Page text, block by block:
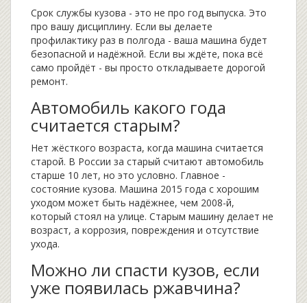
Срок службы кузова - это не про год выпуска. Это
про вашу дисциплину. Если вы делаете
профилактику раз в полгода - ваша машина будет
безопасной и надёжной. Если вы ждёте, пока всё
само пройдёт - вы просто откладываете дорогой
ремонт.
Автомобиль какого года
считается старым?
Нет жёсткого возраста, когда машина считается
старой. В России за старый считают автомобиль
старше 10 лет, но это условно. Главное -
состояние кузова. Машина 2015 года с хорошим
уходом может быть надёжнее, чем 2008-й,
который стоял на улице. Старым машину делает не
возраст, а коррозия, повреждения и отсутствие
ухода.
Можно ли спасти кузов, если
уже появилась ржавчина?